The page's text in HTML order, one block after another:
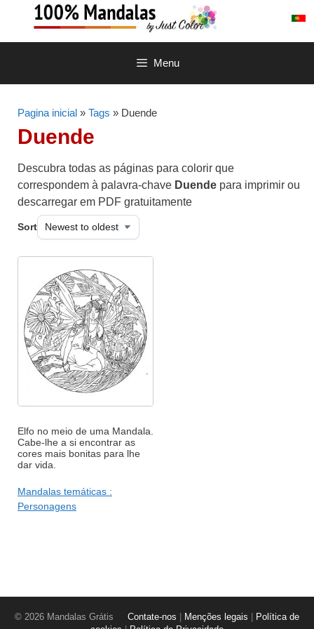
o
Menu
Pagina inicial » Tags » Duende
Duende
Descubra todas as páginas para colorir que
correspondem à palavra-chave Duende para imprimir ou
descarregar em PDF gratuitamente
Sort
Elfo no meio de uma Mandala.
Cabe-lhe a si encontrar as
cores mais bonitas para lhe
dar vida.
Mandalas temáticas :
Personagens
© 2026 Mandalas Grátis Contate-nos Menções legais
Política de